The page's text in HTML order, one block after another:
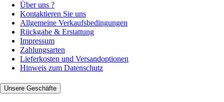
Über uns ?
Kontaktieren Sie uns
Allgemeine Verkaufsbedingungen
Rückgabe & Erstattung
Impressum
Zahlungsarten
Lieferkosten und Versandoptionen
Hinweis zum Datenschutz
Unsere Geschäfte